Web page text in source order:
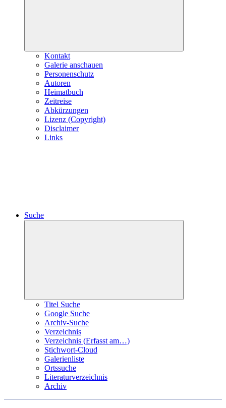
Kontakt
Galerie anschauen
Personenschutz
Autoren
Heimatbuch
Zeitreise
Abkürzungen
Lizenz (Copyright)
Disclaimer
Links
Suche
Titel Suche
Google Suche
Archiv-Suche
Verzeichnis
Verzeichnis (Erfasst am…)
Stichwort-Cloud
Galerienliste
Ortssuche
Literaturverzeichnis
Archiv